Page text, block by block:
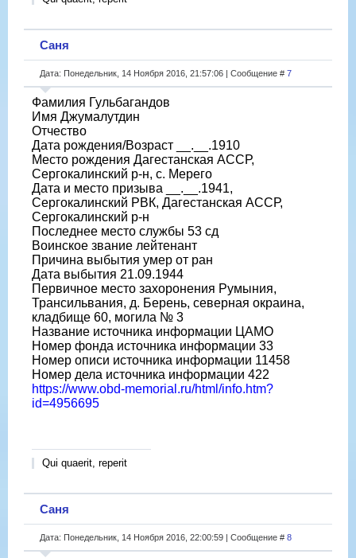
Саня
Дата: Понедельник, 14 Ноября 2016, 21:57:06 | Сообщение # 7
Фамилия Гульбагандов
Имя Джумалутдин
Отчество
Дата рождения/Возраст __.__.1910
Место рождения Дагестанская АССР,
Сергокалинский р-н, с. Мерего
Дата и место призыва __.__.1941,
Сергокалинский РВК, Дагестанская АССР,
Сергокалинский р-н
Последнее место службы 53 сд
Воинское звание лейтенант
Причина выбытия умер от ран
Дата выбытия 21.09.1944
Первичное место захоронения Румыния,
Трансильвания, д. Берень, северная окраина,
кладбище 60, могила № 3
Название источника информации ЦАМО
Номер фонда источника информации 33
Номер описи источника информации 11458
Номер дела источника информации 422
https://www.obd-memorial.ru/html/info.htm?
id=4956695
Qui quaerit, reperit
Саня
Дата: Понедельник, 14 Ноября 2016, 22:00:59 | Сообщение # 8